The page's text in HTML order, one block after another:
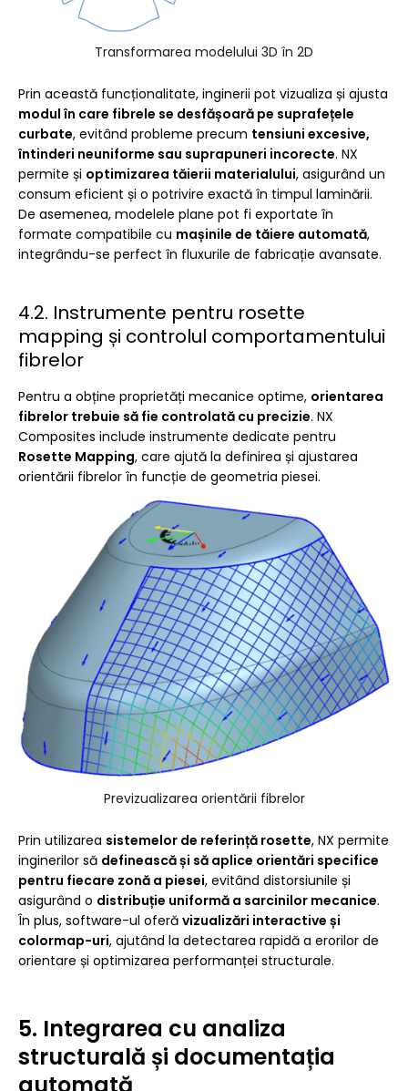
Transformarea modelului 3D în 2D
Prin această funcționalitate, inginerii pot vizualiza și ajusta
modul în care fibrele se desfășoară pe suprafețele
curbate, evitând probleme precum tensiuni excesive,
întinderi neuniforme sau suprapuneri incorecte. NX
permite și optimizarea tăierii materialului, asigurând un
consum eficient și o potrivire exactă în timpul laminării.
De asemenea, modelele plane pot fi exportate în
formate compatibile cu mașinile de tăiere automată,
integrându-se perfect în fluxurile de fabricație avansate.
4.2. Instrumente pentru rosette
mapping și controlul comportamentului
fibrelor
Pentru a obține proprietăți mecanice optime, orientarea
fibrelor trebuie să fie controlată cu precizie. NX
Composites include instrumente dedicate pentru
Rosette Mapping, care ajută la definirea și ajustarea
orientării fibrelor în funcție de geometria piesei.
Previzualizarea orientării fibrelor
Prin utilizarea sistemelor de referință rosette, NX permite
inginerilor să definească și să aplice orientări specifice
pentru fiecare zonă a piesei, evitând distorsiunile și
asigurând o distribuție uniformă a sarcinilor mecanice.
În plus, software-ul oferă vizualizări interactive și
colormap-uri, ajutând la detectarea rapidă a erorilor de
orientare și optimizarea performanței structurale.
5. Integrarea cu analiza
structurală și documentația